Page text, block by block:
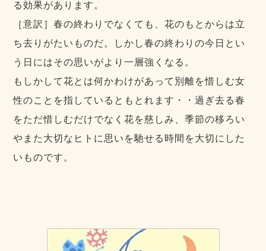
る効果があります。
［意訳］春の終わりでなくても、花のもとからは立
ち去りがたいものだ。しかし春の終わりの今日とい
う日にはその思いがより一層強くなる。
もしかして花とは何かわけがあって別離を惜しむ女
性のことを指しているともとれます・・過ぎ去る春
をただ惜しむだけでなく花を慈しみ、季節の移ろい
やまた大切なヒトに思いを馳せる時間を大切にした
いものです。